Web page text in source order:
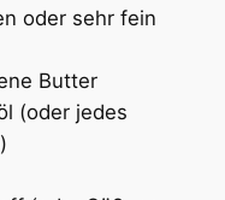
oder sehr fein
Butter
(oder jedes